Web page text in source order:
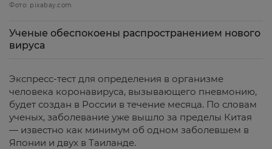
Фото: pixabay.com
Ученые обеспокоены распространением нового
вируса
Экспресс-тест для определения в организме
человека коронавируса, вызывающего пневмонию,
будет создан в России в течение месяца. По словам
ученых, заболевание уже вышло за пределы Китая
— известно как минимум об одном заболевшем в
Японии и двух в Таиланде.